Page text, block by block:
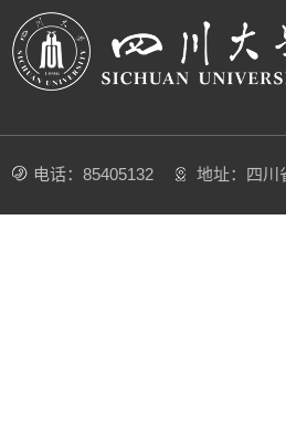
电话：85405132 地址：四川